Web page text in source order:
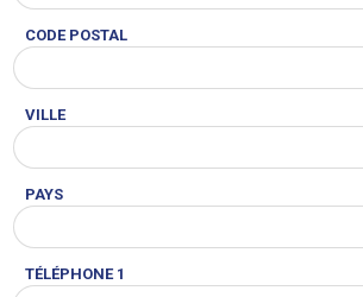
CODE POSTAL
VILLE
PAYS
TÉLÉPHONE 1